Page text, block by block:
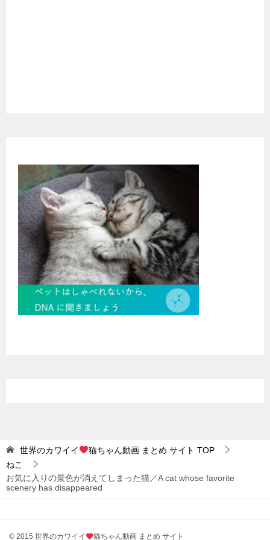
世界のカワイイ 猫ちゃん動画 まとめ サイト TOP
ねこ
お気に入りの景色が消えてしまった猫／A cat whose favorite
scenery has disappeared
© 2015 世界のカワイイ 猫ちゃん動画 まとめ サイト